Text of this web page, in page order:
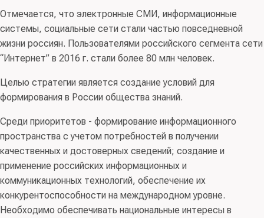
Отмечается, что электронные СМИ, информационные
системы, социальные сети стали частью повседневной
жизни россиян. Пользователями российского сегмента сети
“Интернет” в 2016 г. стали более 80 млн человек.
Целью стратегии является создание условий для
формирования в России общества знаний.
Среди приоритетов - формирование информационного
пространства с учетом потребностей в получении
качественных и достоверных сведений; создание и
применение российских информационных и
коммуникационных технологий, обеспечение их
конкурентоспособности на международном уровне.
Необходимо обеспечивать национальные интересы в